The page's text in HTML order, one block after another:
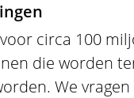
circa 100
die worden
We